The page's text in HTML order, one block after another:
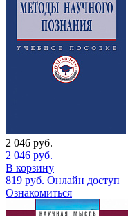
2 046 руб.
2 046 руб.
В корзину
819 руб. Онлайн доступ
Ознакомиться